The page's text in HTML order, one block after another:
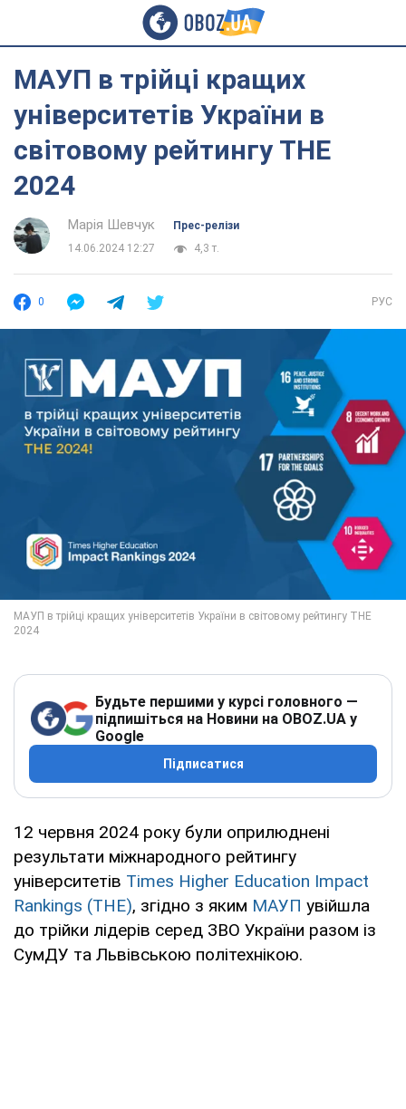
МАУП в трійці кращих
університетів України в
світовому рейтингу THE
2024
Марія Шевчук
Прес-релізи
14.06.2024 12:27
4,3 т.
0 РУС
Будьте першими у курсі головного —
підпишіться на Новини на OBOZ.UA у
Google
Підписатися
12 червня 2024 року були оприлюднені
результати міжнародного рейтингу
університетів Times Higher Education Impact
Rankings (THE), згідно з яким МАУП увійшла
до трійки лідерів серед ЗВО України разом із
СумДУ та Львівською політехнікою.